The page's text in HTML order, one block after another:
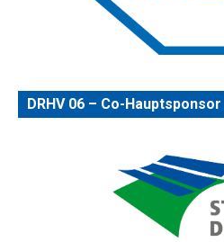
DRHV 06 – Co-Hauptsponsor